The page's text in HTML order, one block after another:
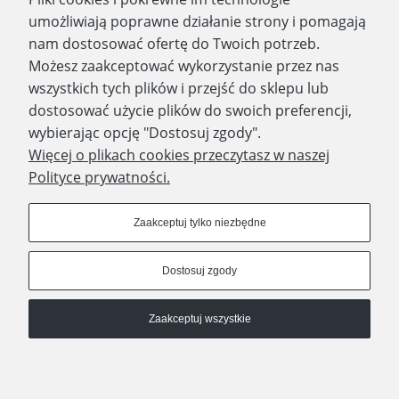
Zapisz się
WYDAWNICTWO PROMIC
PRODUKTY
Prawa autorskie © 2023 - Wydawnictwo PROMIC
© Wydawnictwo PROMIC
umożliwiają poprawne działanie strony i pomagają
nam dostosować ofertę do Twoich potrzeb.
Możesz zaakceptować wykorzystanie przez nas
wszystkich tych plików i przejść do sklepu lub
dostosować użycie plików do swoich preferencji,
wybierając opcję "Dostosuj zgody".
Więcej o plikach cookies przeczytasz w naszej
Polityce prywatności.
Zaakceptuj tylko niezbędne
Dostosuj zgody
Zaakceptuj wszystkie